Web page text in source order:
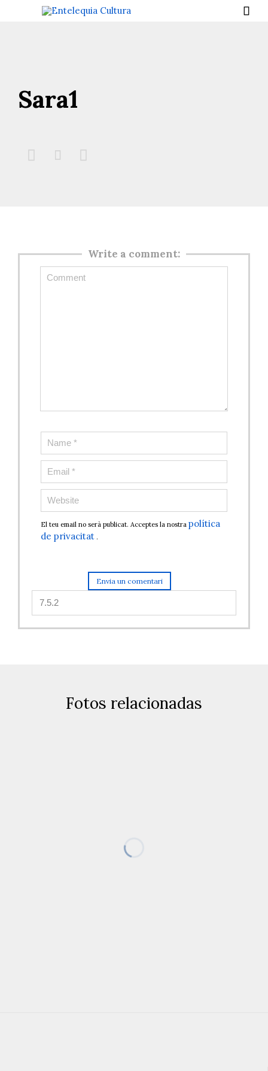

Sara1
  
Write a comment:
El teu email no serà publicat. Acceptes la nostra política
de privacitat .
Fotos relacionadas